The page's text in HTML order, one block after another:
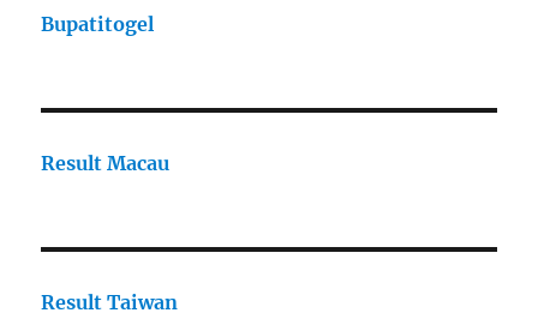
Bupatitogel
Result Macau
Result Taiwan